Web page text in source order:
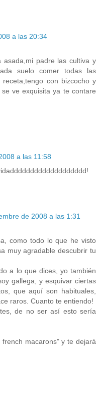
a las 20:34
asada,mi padre las cultiva y
suelo comer todas las
con bizcocho y
ve exquisita ya te contare
a las 11:58
de 2008 a las 1:31
como todo lo que he visto
muy agradable descubrir tu
a lo que dices, yo también
gallega, y esquivar ciertas
que aquí son habituales,
raros. Cuanto te entiendo!
de no ser así esto sería
macarons" y te dejará